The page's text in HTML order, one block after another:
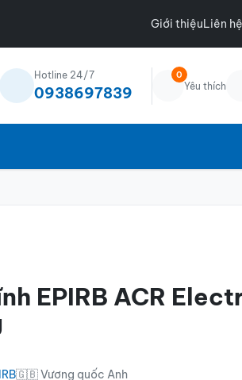
Giới thiệuLiên hệ
Hotline 24/7
0938697839
0
Yêu thích
EPIRB ACR
🇬🇧 Vương quốc Anh